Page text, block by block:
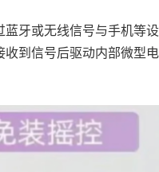
牙或无线信号与手机等
到信号后驱动内部微型